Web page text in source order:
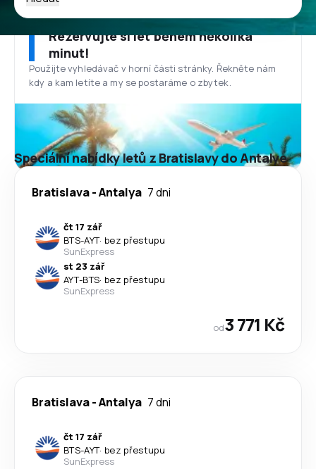
Rezervujte si let během několika
minut!
Použijte vyhledávač v horní části stránky. Řekněte nám
kdy a kam letíte a my se postaráme o zbytek.
Speciální nabídky letů z Bratislavy do Antalye
Bratislava-Antalya 7 dni
čt 17 zář
BTS-AYT· bez přestupu
SunExpress
st 23 zář
AYT-BTS· bez přestupu
SunExpress
od3 771 Kč
Bratislava-Antalya 7 dni
čt 17 zář
BTS-AYT· bez přestupu
SunExpress